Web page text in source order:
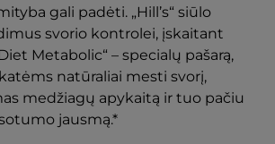
gali padėti. „Hill’s“ siūlo
svorio kontrolei, įskaitant
Metabolic“ – specialų pašarą,
natūraliai mesti svorį,
medžiagų apykaitą ir tuo pačiu
jausmą.*